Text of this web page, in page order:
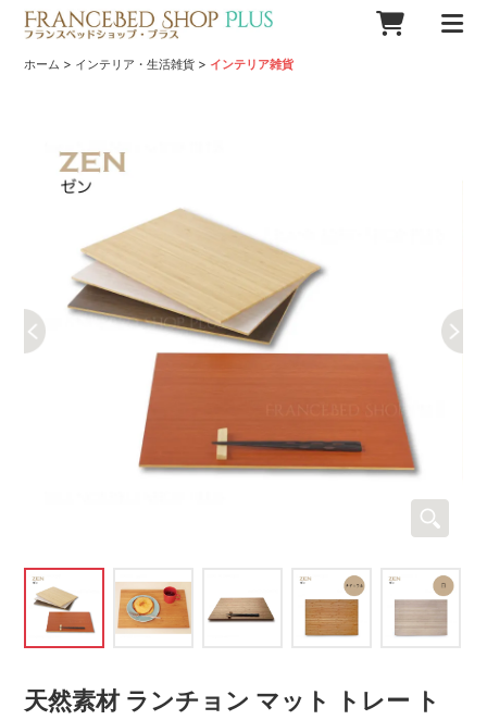
ホーム > インテリア・生活雑貨 > インテリア雑貨
天然素材 ランチョン マット トレー ト